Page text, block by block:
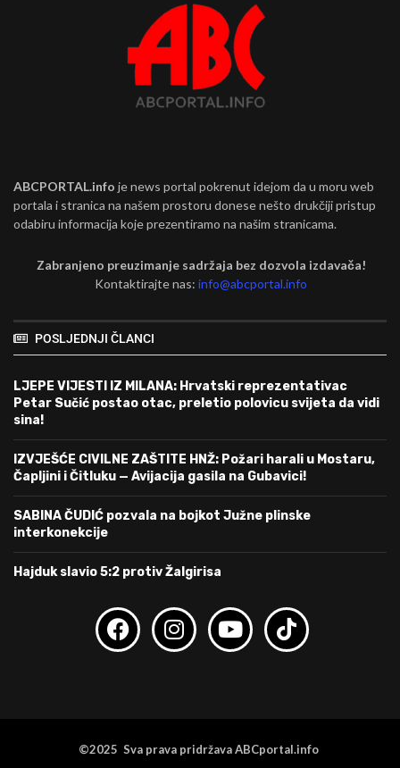
ABCPORTAL.info je news portal pokrenut idejom da u moru web
portala i stranica na našem prostoru donese nešto drukčiji pristup
odabiru informacija koje prezentiramo na našim stranicama.
Zabranjeno preuzimanje sadržaja bez dozvola izdavača!
Kontaktirajte nas:info@abcportal.info
POSLJEDNJI ČLANCI
LJEPE VIJESTI IZ MILANA: Hrvatski reprezentativac
Petar Sučić postao otac, preletio polovicu svijeta da vidi
sina!
IZVJEŠĆE CIVILNE ZAŠTITE HNŽ: Požari harali u Mostaru,
Čapljini i Čitluku — Avijacija gasila na Gubavici!
SABINA ČUDIĆ pozvala na bojkot Južne plinske
interkonekcije
Hajduk slavio 5:2 protiv Žalgirisa
©2025 Sva prava pridržava ABCportal.info